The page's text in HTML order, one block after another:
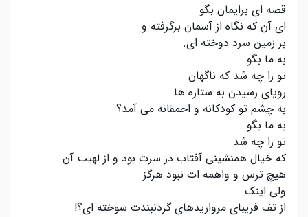
قصه ای برایمان بگو
ای آن که نگاه از آسمان برگرفته و
بر زمین سرد دوخته ای.
به ما بگو
تو را چه شد که ناگهان
رویای رسیدن به ستاره ها
به چشم تو کودکانه و احمقانه می آمد؟
به ما بگو
تو را چه شد
که خیال همنشینی آفتاب در سرت بود و از لهیب آن
هیچ ترس و واهمه ات نبود هرگز
ولی اینک
از تف فریبای مرواریدهای گردنبندت سوخته ای؟!